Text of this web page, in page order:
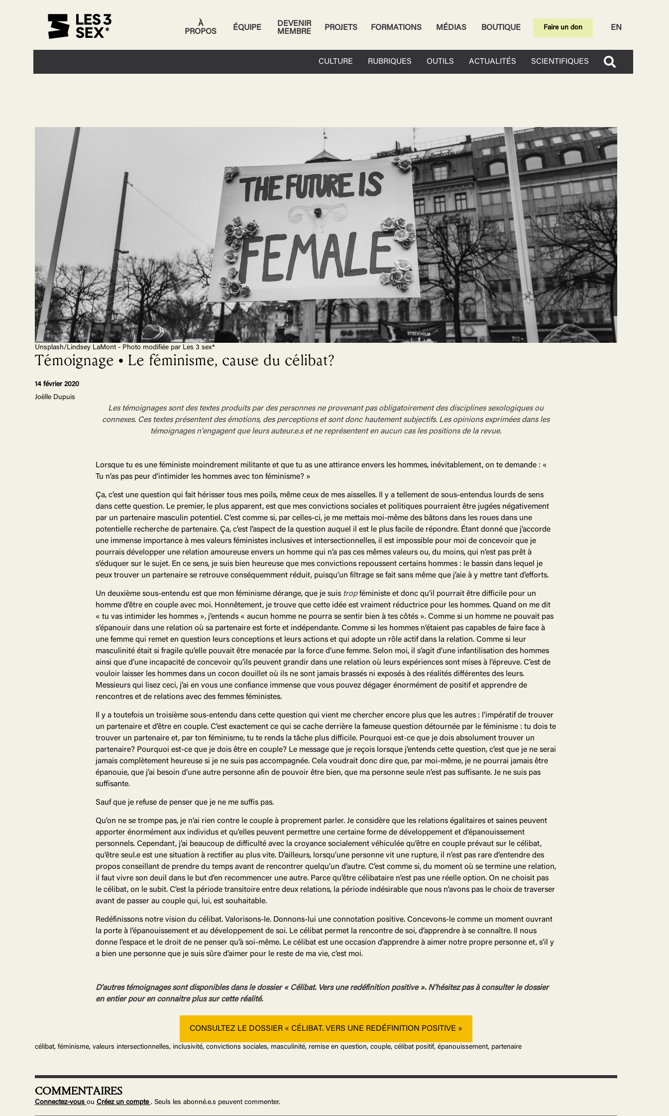
À
PROPOS
ÉQUIPE
DEVENIR
MEMBRE
PROJETS FORMATIONS MÉDIAS BOUTIQUE Faire un don EN
CULTURE RUBRIQUES OUTILS ACTUALITÉS SCIENTIFIQUES
Unsplash/Lindsey LaMont - Photo modifiée par Les 3 sex*
Témoignage • Le féminisme, cause du célibat?
14 février 2020
Joëlle Dupuis
Les témoignages sont des textes produits par des personnes ne provenant pas obligatoirement des disciplines sexologiques ou
connexes. Ces textes présentent des émotions, des perceptions et sont donc hautement subjectifs. Les opinions exprimées dans les
témoignages n'engagent que leurs auteur.e.s et ne représentent en aucun cas les positions de la revue.
Lorsque tu es une féministe moindrement militante et que tu as une attirance envers les hommes, inévitablement, on te demande : «
Tu n’as pas peur d’intimider les hommes avec ton féminisme? »
Ça, c’est une question qui fait hérisser tous mes poils, même ceux de mes aisselles. Il y a tellement de sous-entendus lourds de sens
dans cette question. Le premier, le plus apparent, est que mes convictions sociales et politiques pourraient être jugées négativement
par un partenaire masculin potentiel. C’est comme si, par celles-ci, je me mettais moi-même des bâtons dans les roues dans une
potentielle recherche de partenaire. Ça, c’est l’aspect de la question auquel il est le plus facile de répondre. Étant donné que j’accorde
une immense importance à mes valeurs féministes inclusives et intersectionnelles, il est impossible pour moi de concevoir que je
pourrais développer une relation amoureuse envers un homme qui n’a pas ces mêmes valeurs ou, du moins, qui n’est pas prêt à
s’éduquer sur le sujet. En ce sens, je suis bien heureuse que mes convictions repoussent certains hommes : le bassin dans lequel je
peux trouver un partenaire se retrouve conséquemment réduit, puisqu’un filtrage se fait sans même que j’aie à y mettre tant d’efforts.
Un deuxième sous-entendu est que mon féminisme dérange, que je suis tropféministe et donc qu’il pourrait être difficile pour un
homme d’être en couple avec moi. Honnêtement, je trouve que cette idée est vraiment réductrice pour les hommes. Quand on me dit
« tu vas intimider les hommes », j’entends « aucun homme ne pourra se sentir bien à tes côtés ». Comme si un homme ne pouvait pas
s’épanouir dans une relation où sa partenaire est forte et indépendante. Comme si les hommes n’étaient pas capables de faire face à
une femme qui remet en question leurs conceptions et leurs actions et qui adopte un rôle actif dans la relation. Comme si leur
masculinité était si fragile qu’elle pouvait être menacée par la force d’une femme. Selon moi, il s’agit d’une infantilisation des hommes
ainsi que d’une incapacité de concevoir qu’ils peuvent grandir dans une relation où leurs expériences sont mises à l’épreuve. C’est de
vouloir laisser les hommes dans un cocon douillet où ils ne sont jamais brassés ni exposés à des réalités différentes des leurs.
Messieurs qui lisez ceci, j’ai en vous une confiance immense que vous pouvez dégager énormément de positif et apprendre de
rencontres et de relations avec des femmes féministes.
Il y a toutefois un troisième sous-entendu dans cette question qui vient me chercher encore plus que les autres : l’impératif de trouver
un partenaire et d’être en couple. C’est exactement ce qui se cache derrière la fameuse question détournée par le féminisme : tu dois te
trouver un partenaire et, par ton féminisme, tu te rends la tâche plus difficile. Pourquoi est-ce que je dois absolument trouver un
partenaire? Pourquoi est-ce que je dois être en couple? Le message que je reçois lorsque j’entends cette question, c’est que je ne serai
jamais complètement heureuse si je ne suis pas accompagnée. Cela voudrait donc dire que, par moi-même, je ne pourrai jamais être
épanouie, que j’ai besoin d’une autre personne afin de pouvoir être bien, que ma personne seule n’est pas suffisante. Je ne suis pas
suffisante.
Sauf que je refuse de penser que je ne me suffis pas.
Qu’on ne se trompe pas, je n’ai rien contre le couple à proprement parler. Je considère que les relations égalitaires et saines peuvent
apporter énormément aux individus et qu’elles peuvent permettre une certaine forme de développement et d’épanouissement
personnels. Cependant, j’ai beaucoup de difficulté avec la croyance socialement véhiculée qu’être en couple prévaut sur le célibat,
qu’être seul.e est une situation à rectifier au plus vite. D’ailleurs, lorsqu’une personne vit une rupture, il n’est pas rare d’entendre des
propos conseillant de prendre du temps avant de rencontrer quelqu’un d’autre. C’est comme si, du moment où se termine une relation,
il faut vivre son deuil dans le but d’en recommencer une autre. Parce qu’être célibataire n’est pas une réelle option. On ne choisit pas
le célibat, on le subit. C’est la période transitoire entre deux relations, la période indésirable que nous n’avons pas le choix de traverser
avant de passer au couple qui, lui, est souhaitable.
Redéfinissons notre vision du célibat. Valorisons-le. Donnons-lui une connotation positive. Concevons-le comme un moment ouvrant
la porte à l’épanouissement et au développement de soi. Le célibat permet la rencontre de soi, d’apprendre à se connaître. Il nous
donne l’espace et le droit de ne penser qu’à soi-même. Le célibat est une occasion d’apprendre à aimer notre propre personne et, s’il y
a bien une personne que je suis sûre d’aimer pour le reste de ma vie, c’est moi.
D'autres témoignages sont disponibles dans le dossier « Célibat. Vers une redéfinition positive ». N'hésitez pas à consulter le dossier
en entier pour en connaitre plus sur cette réalité.
CONSULTEZ LE DOSSIER « CÉLIBAT. VERS UNE REDÉFINITION POSITIVE »
célibat, féminisme, valeurs intersectionnelles, inclusivité, convictions sociales, masculinité, remise en question, couple, célibat positif, épanouissement, partenaire
COMMENTAIRES
Connectez-vous ou Créez un compte . Seuls les abonné.e.s peuvent commenter.